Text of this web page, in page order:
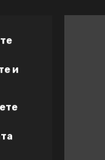
и